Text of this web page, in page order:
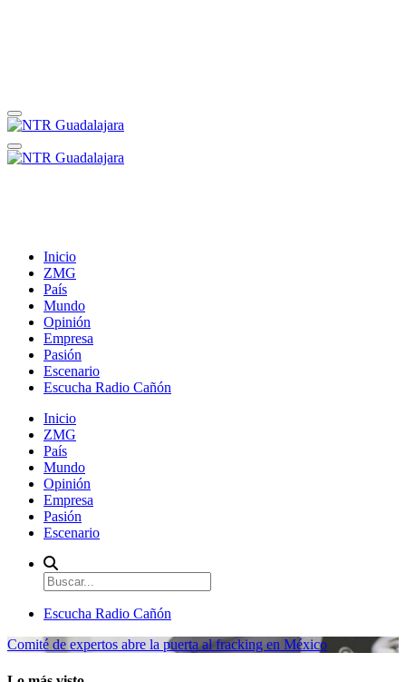
Inicio
ZMG
País
Mundo
Opinión
Empresa
Pasión
Escenario
Escucha Radio Cañón
Inicio
ZMG
País
Mundo
Opinión
Empresa
Pasión
Escenario
Escucha Radio Cañón
Comité de expertos abre la puerta al fracking en México